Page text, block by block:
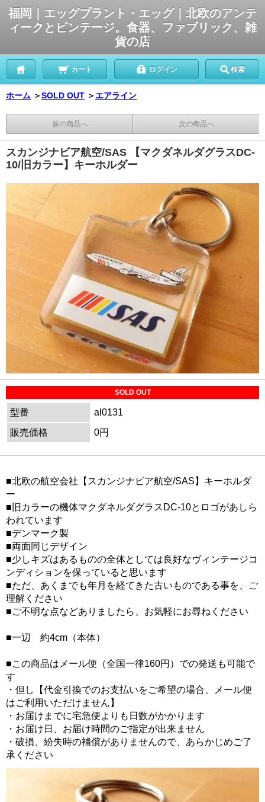
福岡｜エッグプラント・エッグ｜北欧のアンテ
ィークとビンテージ。食器、ファブリック、雑
貨の店
カート ログイン 検索
ホーム ＞SOLD OUT ＞ エアライン
前の商品へ 次の商品へ
スカンジナビア航空/SAS 【マクダネルダグラスDC-
10/旧カラー】キーホルダー
SOLD OUT
型番
al0131
販売価格
0円
■北欧の航空会社【スカンジナビア航空/SAS】キーホルダ
ー
■旧カラーの機体マクダネルダグラスDC-10とロゴがあしら
われています
■デンマーク製
■両面同じデザイン
■少しキズはあるものの全体としては良好なヴィンテージコ
ンディションを保っていると思います
■ただ、あくまでも年月を経てきた古いものである事を、ご
理解ください
■ご不明な点などありましたら、お気軽にお尋ねください
■一辺 約4cm（本体）
■この商品はメール便（全国一律160円）での発送も可能で
す
・但し【代金引換でのお支払いをご希望の場合、メール便
はご利用いただけません】
・お届けまでに宅急便よりも日数がかかります
・お届け日、お届け時間のご指定が出来ません
・破損、紛失時の補償がありませんので、あらかじめご了
承ください